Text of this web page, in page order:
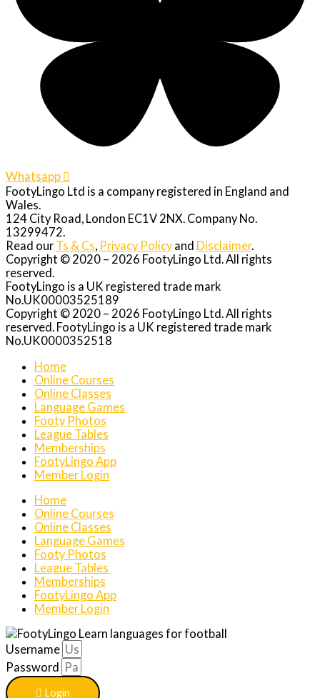
Whatsapp
FootyLingo Ltd is a company registered in England and
Wales.
124 City Road, London EC1V 2NX. Company No.
13299472.
Read our Ts & Cs, Privacy Policy and Disclaimer.
Copyright © 2020 – 2026 FootyLingo Ltd. All rights
reserved.
FootyLingo is a UK registered trade mark
No.UK00003525189
Copyright © 2020 – 2026 FootyLingo Ltd. All rights
reserved. FootyLingo is a UK registered trade mark
No.UK0000352518
Home
Online Courses
Online Classes
Language Games
Footy Photos
League Tables
Memberships
FootyLingo App
Member Login
Home
Online Courses
Online Classes
Language Games
Footy Photos
League Tables
Memberships
FootyLingo App
Member Login
Username
Password
Login